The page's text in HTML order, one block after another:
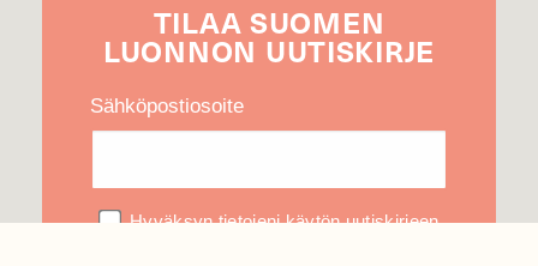
TILAA SUOMEN
LUONNON UUTIS­KIRJE
Sähköpostiosoite
Hyväksyn tietojeni käytön uutiskirjeen